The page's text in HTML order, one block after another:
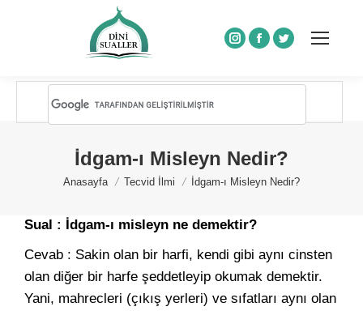
Instagram
Facebook
Twitter
İdgam-ı Misleyn Nedir?
You are here:
Anasayfa Tecvid İlmi İdgam-ı Misleyn Nedir?
Sual : İdgam-ı misleyn ne demektir?
Cevab : Sakin olan bir harfi, kendi gibi aynı cinsten
olan diğer bir harfe şeddetleyip okumak demektir.
Yani, mahrecleri (çıkış yerleri) ve sıfatları aynı olan